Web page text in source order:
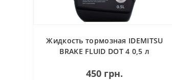
Жидкость тормозная IDEMITSU
BRAKE FLUID DOT 4 0,5 л
450 грн.